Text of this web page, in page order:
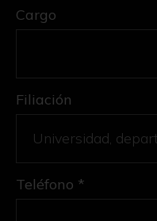
Cargo
Filiación
Teléfono *